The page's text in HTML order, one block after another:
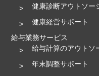
健康診断アウトソー
健康経営サポート
給与業務サービス
給与計算のアウトソ
年末調整サポート